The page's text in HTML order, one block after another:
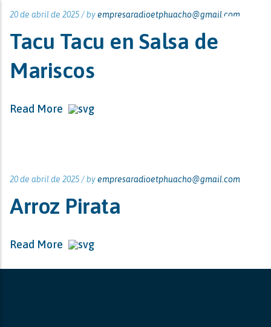
20 de abril de 2025 /byempresaradioetphuacho@gmail.com
Tacu Tacu en Salsa de
Mariscos
Read More
20 de abril de 2025 /byempresaradioetphuacho@gmail.com
Arroz Pirata
Read More